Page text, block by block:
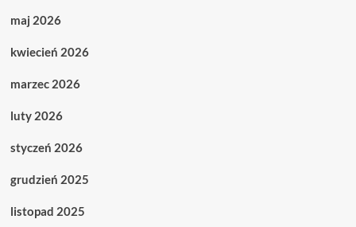
maj 2026
kwiecień 2026
marzec 2026
luty 2026
styczeń 2026
grudzień 2025
listopad 2025